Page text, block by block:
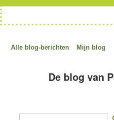
Alle blog-berichten Mijn blog
De blog van